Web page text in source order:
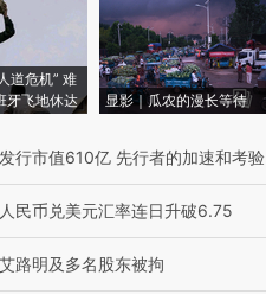
道危机” 难
牙飞地休达
显影｜瓜农的漫长等待
行市值610亿 先行者的加速和考验
民币兑美元汇率连日升破6.75
艾路明及多名股东被拘